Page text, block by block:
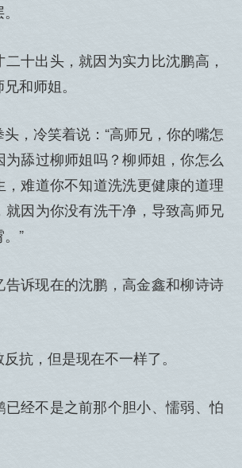
二十出头，就因为实力比沈鹏高，
和师姐。
，冷笑着说：“高师兄，你的嘴怎
为舔过柳师姐吗？柳师姐，你怎么
，难道你不知道洗洗更健康的道理
就因为你没有洗干净，导致高师兄
”
告诉现在的沈鹏，高金鑫和柳诗诗
抗，但是现在不一样了。
已经不是之前那个胆小、懦弱、怕